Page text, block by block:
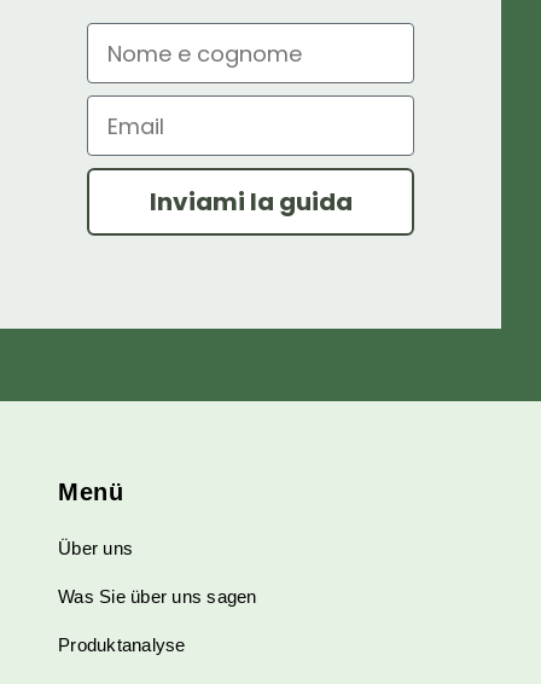
Inviami la guida
Menü
Über uns
Was Sie über uns sagen
Produktanalyse